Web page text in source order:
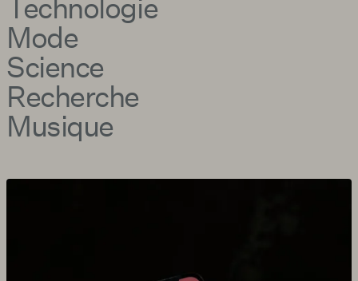
Mode
Science
Recherche
Musique